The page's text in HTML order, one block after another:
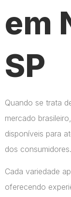
em
SP
Quando se trata
mercado
disponíveis para
dos consumidores.
Cada variedade
oferecendo